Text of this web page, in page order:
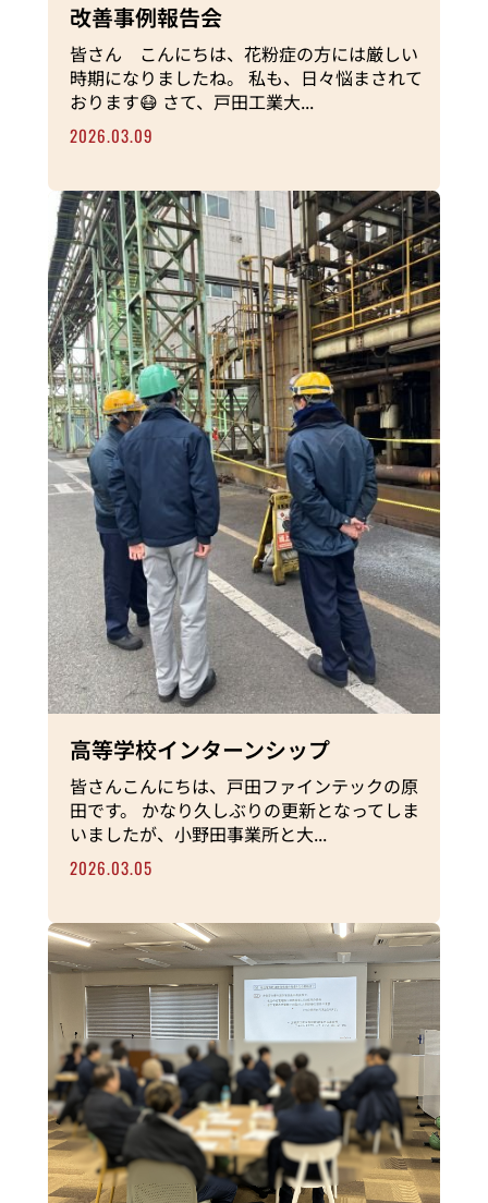
改善事例報告会
皆さん こんにちは、花粉症の方には厳しい
時期になりましたね。 私も、日々悩まされて
おります😷 さて、戸田工業大...
2026.03.09
高等学校インターンシップ
皆さんこんにちは、戸田ファインテックの原
田です。 かなり久しぶりの更新となってしま
いましたが、小野田事業所と大...
2026.03.05